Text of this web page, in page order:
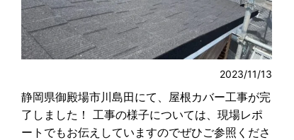
2023/11/13
静岡県御殿場市川島田にて、屋根カバー工事が完
了しました！ 工事の様子については、現場レポ
ートでもお伝えしていますのでぜひご参照くださ